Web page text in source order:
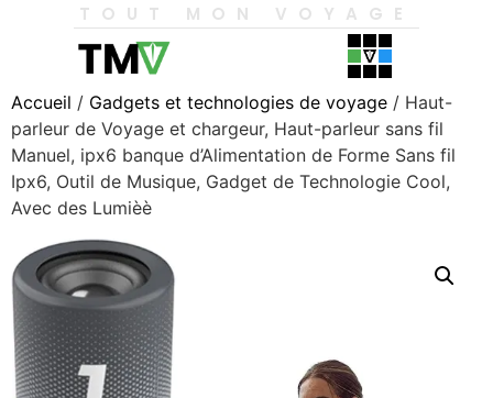
TOUT MON VOYAGE
Accueil / Gadgets et technologies de voyage / Haut-
parleur de Voyage et chargeur, Haut-parleur sans fil
Manuel, ipx6 banque d’Alimentation de Forme Sans fil
Ipx6, Outil de Musique, Gadget de Technologie Cool,
Avec des Lumièè